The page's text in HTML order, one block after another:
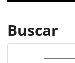
Buscar